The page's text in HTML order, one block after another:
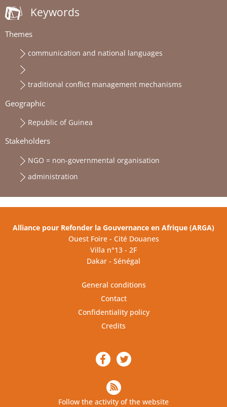
Keywords
Themes
communication and national languages
traditional conflict management mechanisms
Geographic
Republic of Guinea
Stakeholders
NGO = non-governmental organisation
administration
Alliance pour Refonder la Gouvernance en Afrique (ARGA)
Ouest Foire - Cité Douanes
Villa n°13 - 2F
Dakar - Sénégal
General conditions
Contact
Confidentiality policy
Credits
Follow the activity of the website